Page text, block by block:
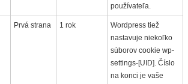
používateľa.
Prvá strana 1 rok
Wordpress tiež
nastavuje niekoľko
súborov cookie wp-
settings-[UID]. Číslo
na konci je vaše